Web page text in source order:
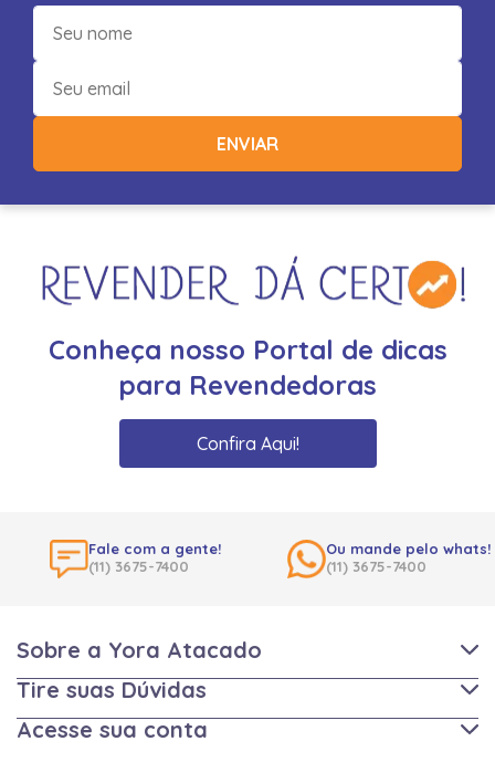
ENVIAR
Conheça nosso Portal de dicas
para Revendedoras
Confira Aqui!
Fale com a gente!
(11) 3675-7400
Ou mande pelo whats!
(11) 3675-7400
Sobre a Yora Atacado
Tire suas Dúvidas
Acesse sua conta